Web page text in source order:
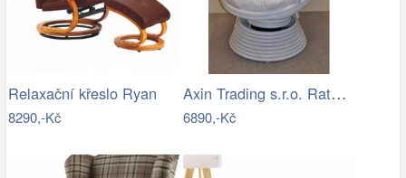
Relaxační křeslo Ryan
8290,-Kč
Axin Trading s.r.o. Ratanové houpací…
6890,-Kč